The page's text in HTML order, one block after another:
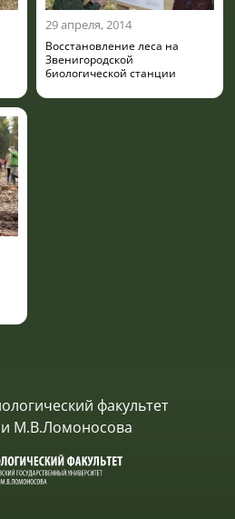
29 апреля, 2014
Восстановление леса на
Звенигородской
биологической станции
факультет
М.В.Ломоносова